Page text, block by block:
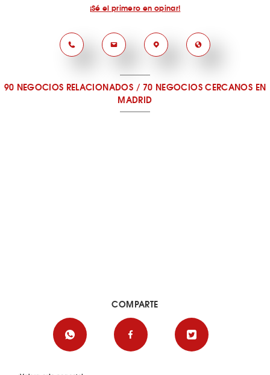
¡Sé el primero en opinar!
90 NEGOCIOS RELACIONADOS/ 70 NEGOCIOS CERCANOS EN
MADRID
COMPARTE